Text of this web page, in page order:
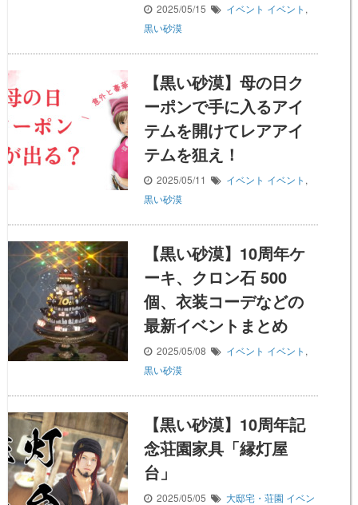
2025/05/15 イベント イベント ,
黒い砂漠
【黒い砂漠】母の日ク
ーポンで手に入るアイ
テムを開けてレアアイ
テムを狙え！
2025/05/11 イベント イベント ,
黒い砂漠
【黒い砂漠】10周年ケ
ーキ、クロン石 500
個、衣装コーデなどの
最新イベントまとめ
2025/05/08 イベント イベント ,
黒い砂漠
【黒い砂漠】10周年記
念荘園家具「縁灯屋
台」
2025/05/05 大邸宅・荘園 イベン